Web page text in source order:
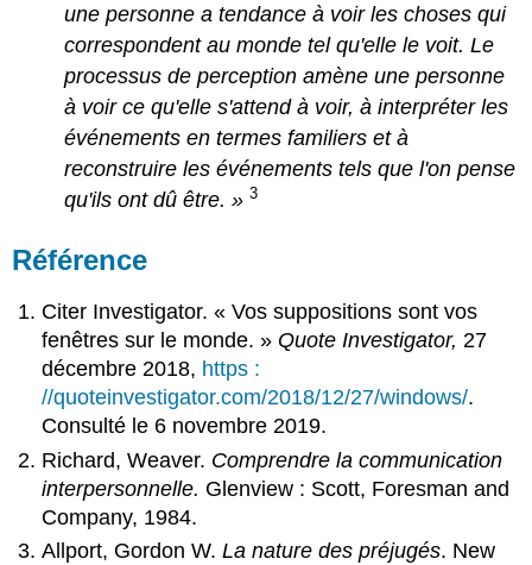
une personne a tendance à voir les choses qui
correspondent au monde tel qu'elle le voit. Le
processus de perception amène une personne
à voir ce qu'elle s'attend à voir, à interpréter les
événements en termes familiers et à
reconstruire les événements tels que l'on pense
qu'ils ont dû être. »3
Référence
Citer Investigator. « Vos suppositions sont vos
fenêtres sur le monde. » Quote Investigator, 27
décembre 2018, https :
//quoteinvestigator.com/2018/12/27/windows/.
Consulté le 6 novembre 2019.
Richard, Weaver. Comprendre la communication
interpersonnelle. Glenview : Scott, Foresman and
Company, 1984.
Allport, Gordon W.La nature des préjugés. New